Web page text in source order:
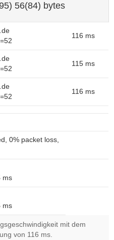
56(84) bytes
116 ms
115 ms
116 ms
0% packet loss,
ms
ms
mit dem
von 116 ms.